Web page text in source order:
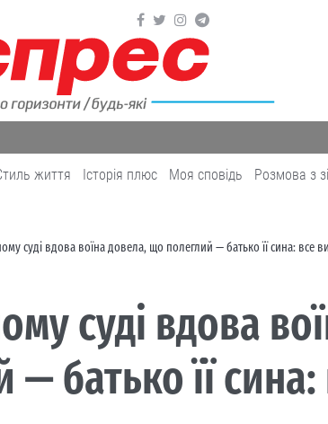
життя Історія плюс Моя сповідь Розмова з
суді вдова воїна довела, що полеглий — батько її сина: все
суді вдова
батько її